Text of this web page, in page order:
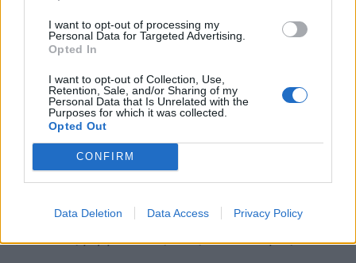
I want to opt-out of processing my
Personal Data for Targeted Advertising.
Opted In
I want to opt-out of Collection, Use,
Retention, Sale, and/or Sharing of my
Personal Data that Is Unrelated with the
Purposes for which it was collected.
Opted Out
CONFIRM
Data Deletion Data Access Privacy Policy
υπουργείου, δηλαδή από 2.400 ευρώ σε 4.672 ευρώ
περίπου.
Η ιεραρχία θα μπορούσε να αρνηθεί
τέτοιες αυξήσεις σε τέτοιους καιρούς,
πολλώ μάλλον που, πρακτικά, όλες οι
οδηγός, κατοικία κλπ) καλύπτονται από